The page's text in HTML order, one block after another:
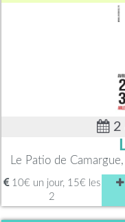
2
Le Patio de
10€ un jour, 15€ les
2